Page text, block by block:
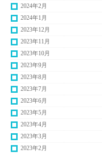
2024年2月
2024年1月
2023年12月
2023年11月
2023年10月
2023年9月
2023年8月
2023年7月
2023年6月
2023年5月
2023年4月
2023年3月
2023年2月